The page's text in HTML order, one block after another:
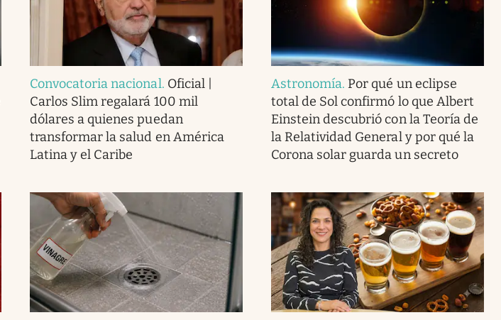
Convocatoria nacional. Oficial |
Carlos Slim regalará 100 mil
dólares a quienes puedan
transformar la salud en América
Latina y el Caribe
Astronomía. Por qué un eclipse
total de Sol confirmó lo que Albert
Einstein descubrió con la Teoría de
la Relatividad General y por qué la
Corona solar guarda un secreto